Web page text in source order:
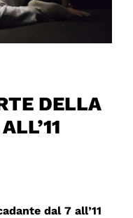
DELLA
dal 7 all’11